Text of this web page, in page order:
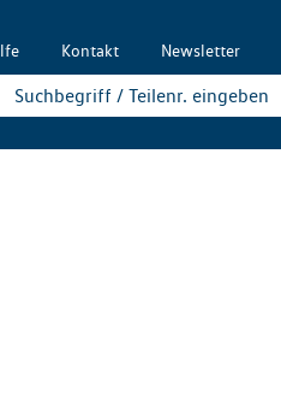
Kontakt Newsletter